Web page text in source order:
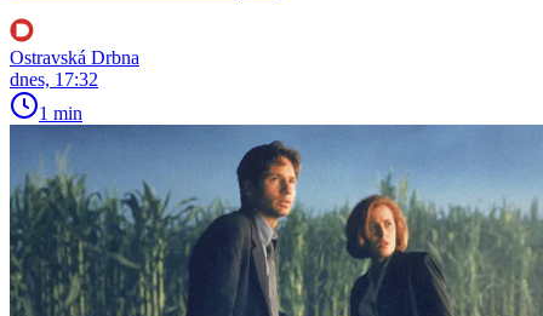
Ostravská Drbna
dnes, 17:32
1 min